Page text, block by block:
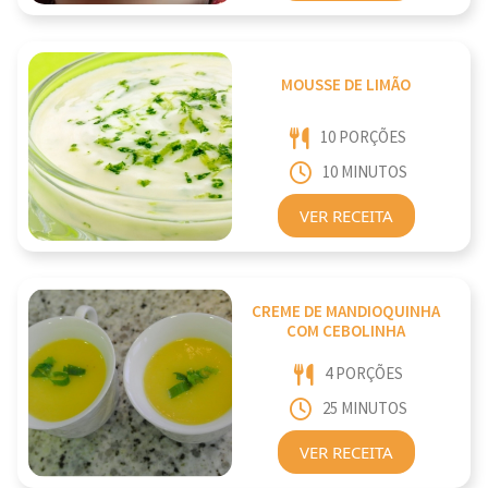
MOUSSE DE LIMÃO
10 PORÇÕES
10 MINUTOS
VER RECEITA
CREME DE MANDIOQUINHA
COM CEBOLINHA
4 PORÇÕES
25 MINUTOS
VER RECEITA